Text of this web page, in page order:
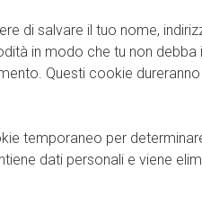
di salvare il tuo nome,
in modo che tu non debba
Questi cookie dureranno
temporaneo per
dati personali e viene